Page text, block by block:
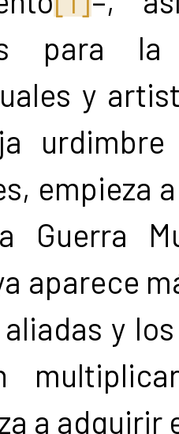
para
y
empieza
Guerra
aparece
y
a adquirir